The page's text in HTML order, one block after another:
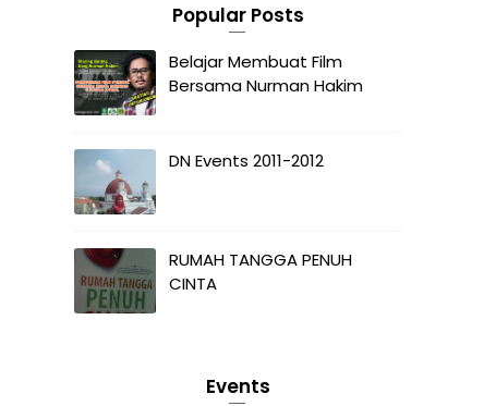
Popular Posts
Belajar Membuat Film
Bersama Nurman Hakim
DN Events 2011-2012
RUMAH TANGGA PENUH
CINTA
Events